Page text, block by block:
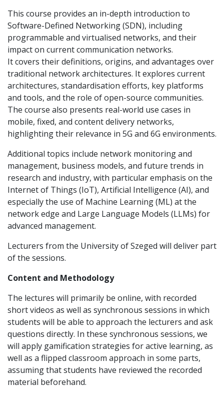
This course provides an in-depth introduction to
Software-Defined Networking (SDN), including
programmable and virtualised networks, and their
impact on current communication networks.
It covers their definitions, origins, and advantages over
traditional network architectures. It explores current
architectures, standardisation efforts, key platforms
and tools, and the role of open-source communities.
The course also presents real-world use cases in
mobile, fixed, and content delivery networks,
highlighting their relevance in 5G and 6G environments.
Additional topics include network monitoring and
management, business models, and future trends in
research and industry, with particular emphasis on the
Internet of Things (IoT), Artificial Intelligence (AI), and
especially the use of Machine Learning (ML) at the
network edge and Large Language Models (LLMs) for
advanced management.
Lecturers from the University of Szeged will deliver part
of the sessions.
Content and Methodology
The lectures will primarily be online, with recorded
short videos as well as synchronous sessions in which
students will be able to approach the lecturers and ask
questions directly. In these synchronous sessions, we
will apply gamification strategies for active learning, as
well as a flipped classroom approach in some parts,
assuming that students have reviewed the recorded
material beforehand.